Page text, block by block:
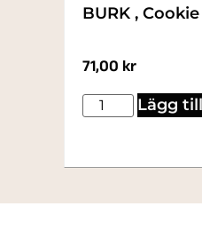
BURK ,
71,00 kr
Lägg